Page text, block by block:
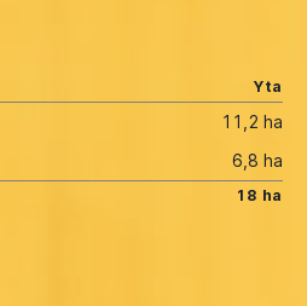
Yta
11,2 ha
6,8 ha
18 ha